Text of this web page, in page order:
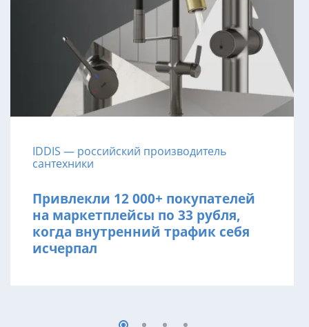
IDDIS — российский производитель
сантехники
Привлекли 12 000+ покупателей
на маркетплейсы по 33 рубля,
когда внутренний трафик себя
исчерпал